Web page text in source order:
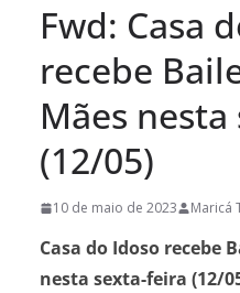
Fwd: Casa
recebe
Mães
(12/05)
10 de maio de 2023 Maricá
Casa do Idoso recebe
nesta sexta-feira (12/